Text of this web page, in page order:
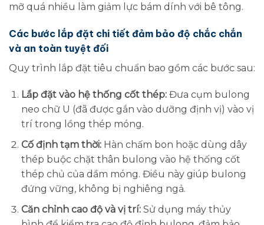
mỡ quá nhiều làm giảm lực bám dính với bê tông.
Các bước lắp đặt chi tiết đảm bảo độ chắc chắn
và an toàn tuyệt đối
Quy trình lắp đặt tiêu chuẩn bao gồm các bước sau:
Lắp đặt vào hệ thống cốt thép:Đưa cụm bulong
neo chữ U (đã được gắn vào dưỡng định vị) vào vị
trí trong lồng thép móng.
Cố định tạm thời:Hàn chấm bon hoặc dùng dây
thép buộc chặt thân bulong vào hệ thống cốt
thép chủ của dầm móng. Điều này giúp bulong
đứng vững, không bị nghiêng ngả.
Căn chỉnh cao độ và vị trí:Sử dụng máy thủy